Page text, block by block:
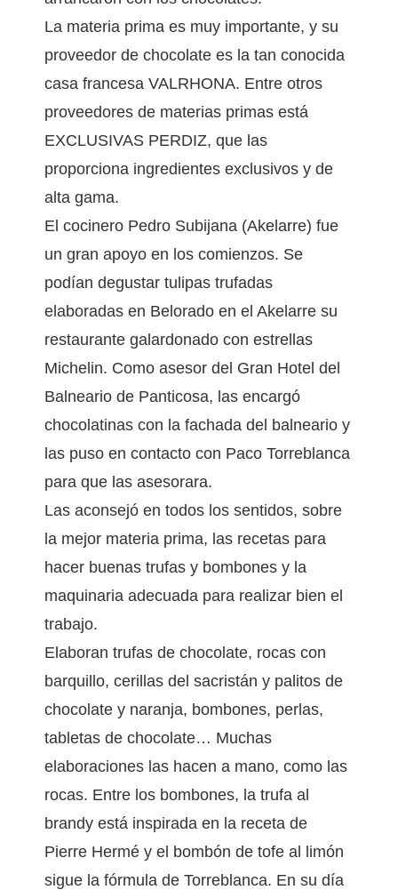
La materia prima es muy importante, y su
proveedor de chocolate es la tan conocida
casa francesa VALRHONA. Entre otros
proveedores de materias primas está
EXCLUSIVAS PERDIZ, que las
proporciona ingredientes exclusivos y de
alta gama.
El cocinero Pedro Subijana (Akelarre) fue
un gran apoyo en los comienzos. Se
podían degustar tulipas trufadas
elaboradas en Belorado en el Akelarre su
restaurante galardonado con estrellas
Michelin. Como asesor del Gran Hotel del
Balneario de Panticosa, las encargó
chocolatinas con la fachada del balneario y
las puso en contacto con Paco Torreblanca
para que las asesorara.
Las aconsejó en todos los sentidos, sobre
la mejor materia prima, las recetas para
hacer buenas trufas y bombones y la
maquinaria adecuada para realizar bien el
trabajo.
Elaboran trufas de chocolate, rocas con
barquillo, cerillas del sacristán y palitos de
chocolate y naranja, bombones, perlas,
tabletas de chocolate… Muchas
elaboraciones las hacen a mano, como las
rocas. Entre los bombones, la trufa al
brandy está inspirada en la receta de
Pierre Hermé y el bombón de tofe al limón
sigue la fórmula de Torreblanca. En su día